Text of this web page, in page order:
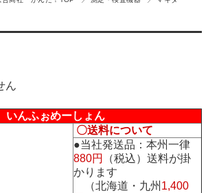
ん
いんふぉめーしょん
〇送料について
●当社発送品：本州一律
880円
（税込）送料が掛
かります
（北海道・九州 1,400